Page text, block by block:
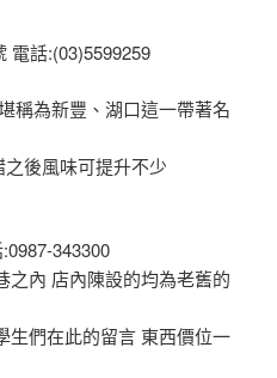
電話:(03)5599259
稱為新豐、湖口這一帶著名
後風味可提升不少
343300
之內 店內陳設的均為老舊的
生們在此的留言 東西價位一